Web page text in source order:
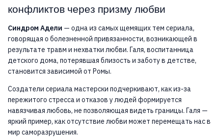
конфликтов через призму любви
Синдром Адели — одна из самых щемящих тем сериала,
говорящая о болезненной привязанности, возникающей в
результате травм и нехватки любви. Галя, воспитанница
детского дома, потерявшая близость и заботу в детстве,
становится зависимой от Ромы.
Создатели сериала мастерски подчеркивают, как из-за
пережитого стресса и отказов у людей формируется
навязчивая любовь, не позволяющая видеть границы. Галя —
яркий пример, как отсутствие любви может перемещать нас в
мир саморазрушения.